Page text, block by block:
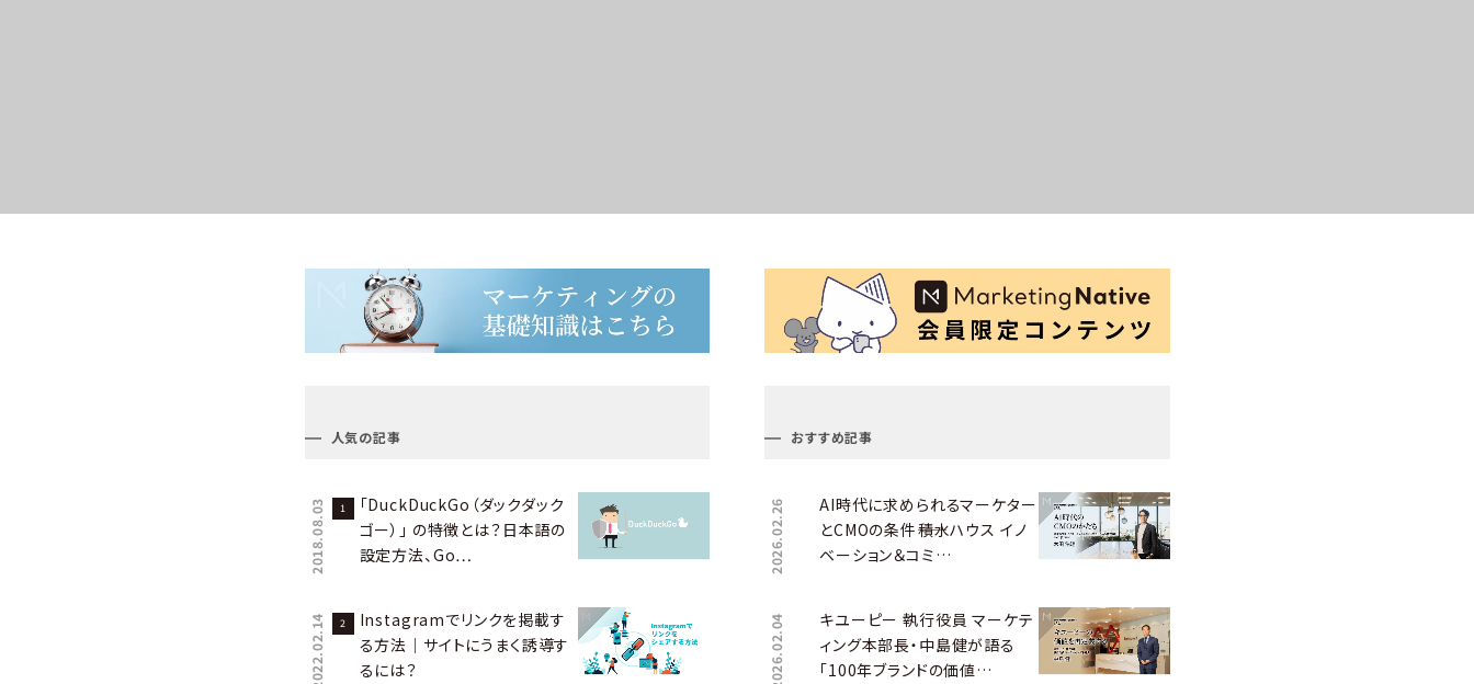
人気の記事
2018.08.03
「DuckDuckGo（ダックダック
ゴー）」 の特徴とは？日本語の
設定方法、Go…
2022.02.14
Instagramでリンクを掲載す
る方法｜サイトにうまく誘導す
るには？
おすすめ記事
2026.02.26
AI時代に求められるマーケター
とCMOの条件――積水ハウス イノ
ベーション＆コミ…
2026.02.04
キユーピー 執行役員 マーケテ
ィング本部長・中島健が語る
「100年ブランドの価値…